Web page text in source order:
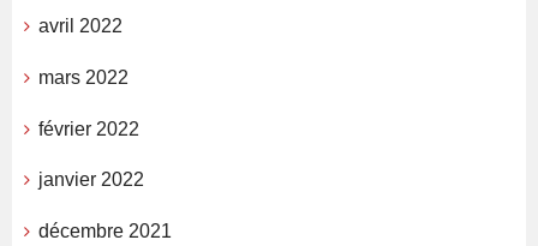
avril 2022
mars 2022
février 2022
janvier 2022
décembre 2021